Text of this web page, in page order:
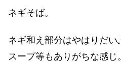
ネギそば。
ネギ和え部分はやはりだい
スープ等もありがちな感じ。